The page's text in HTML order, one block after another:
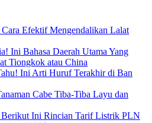
Efektif Mengendalikan Lalat
Ini Bahasa Daerah Utama Yang
Tiongkok atau China
Ini Arti Huruf Terakhir di Ban
Cabe Tiba-Tiba Layu dan
Ini Rincian Tarif Listrik PLN